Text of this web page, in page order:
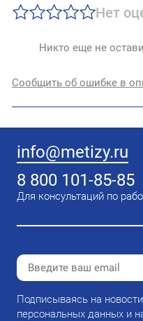
Нет
Никто еще не
Сообщить об ошибке в
info@metizy.ru
8 800 101-85-85
Для консультаций по
Подписываясь на
персональных данных и